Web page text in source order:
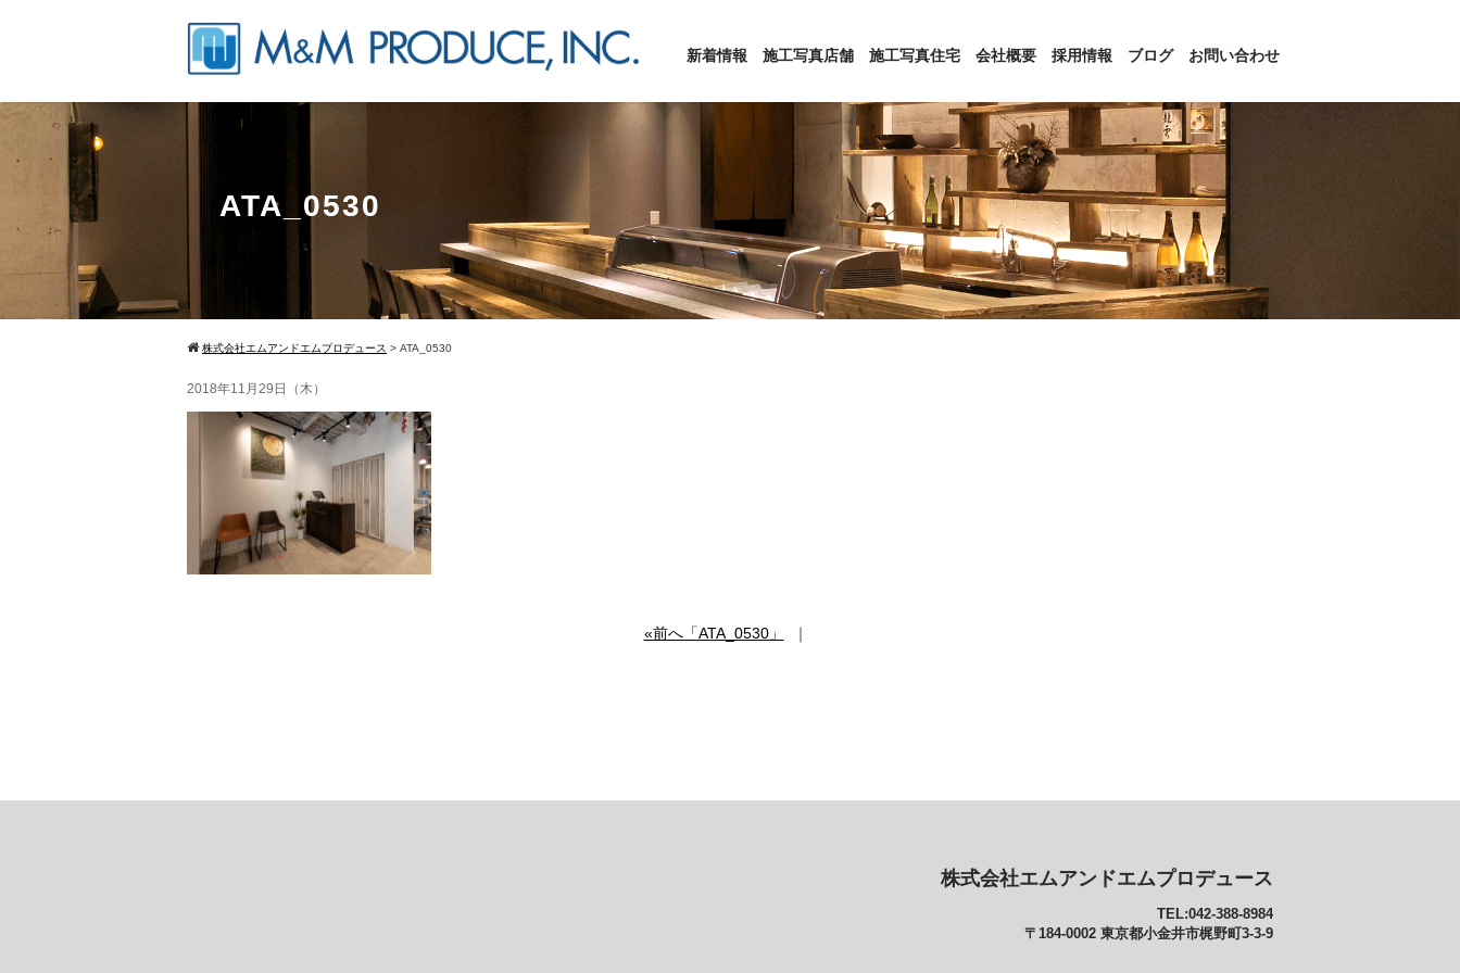
新着情報 施工写真店舗 施工写真住宅 会社概要 採用情報 ブログ お問い合わせ
ATA_0530
株式会社エムアンドエムプロデュース > ATA_0530
2018年11月29日（木）
«前へ「ATA_0530」 ｜
株式会社エムアンドエムプロデュース
TEL:042-388-8984
〒184-0002 東京都小金井市梶野町3-3-9